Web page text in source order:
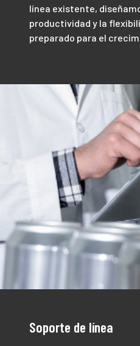
línea existente,
productividad y la
preparado para el
Soporte de línea